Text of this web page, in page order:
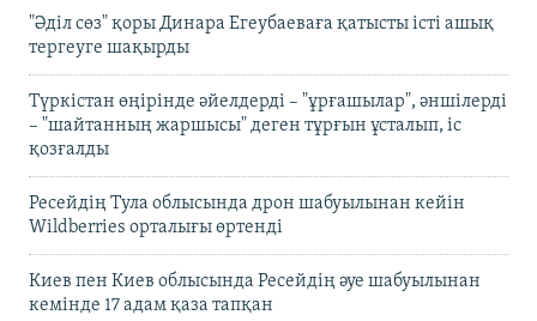
"Әділ сөз" қоры Динара Егеубаеваға қатысты істі ашық
тергеуге шақырды
Түркістан өңірінде әйелдерді – "ұрғашылар", әншілерді
– "шайтанның жаршысы" деген тұрғын ұсталып, іс
қозғалды
Ресейдің Тула облысында дрон шабуылынан кейін
Wildberries орталығы өртенді
Киев пен Киев облысында Ресейдің әуе шабуылынан
кемінде 17 адам қаза тапқан